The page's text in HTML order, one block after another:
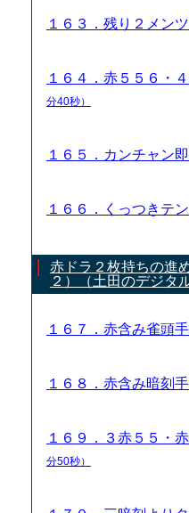
１６３．残り２メン
１６４．赤５５６・
分40秒）
１６５．カンチャン
１６６．くっつきテ
赤ドラ２枚持ちの進
２）（土田のデジタル
１６７．赤含み雀頭
１６８．赤含み暗刻
１６９．３赤５５・
分50秒）